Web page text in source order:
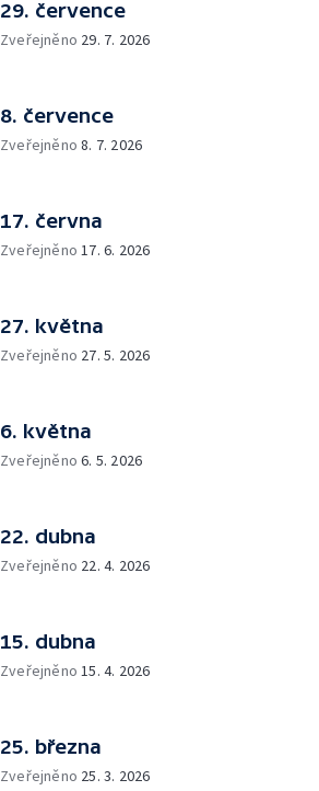
29. července
Zveřejněno 29. 7. 2026
8. července
Zveřejněno8. 7. 2026
17. června
Zveřejněno17. 6. 2026
27. května
Zveřejněno 27. 5. 2026
6. května
Zveřejněno6. 5. 2026
22. dubna
Zveřejněno 22. 4. 2026
15. dubna
Zveřejněno15. 4. 2026
25. března
Zveřejněno 25. 3. 2026